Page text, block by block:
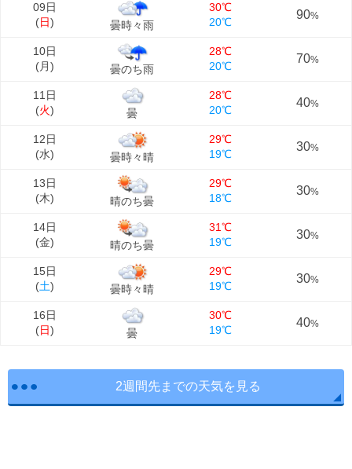
09日
(日) 曇時々雨
30℃
20℃
90%
10日
(月) 曇のち雨
28℃
20℃
70%
11日
(火) 曇
28℃
20℃
40%
12日
(水) 曇時々晴
29℃
19℃
30%
13日
(木) 晴のち曇
29℃
18℃
30%
14日
(金) 晴のち曇
31℃
19℃
30%
15日
(土) 曇時々晴
29℃
19℃
30%
16日
(日) 曇
30℃
19℃
40%
2週間先までの天気を見る